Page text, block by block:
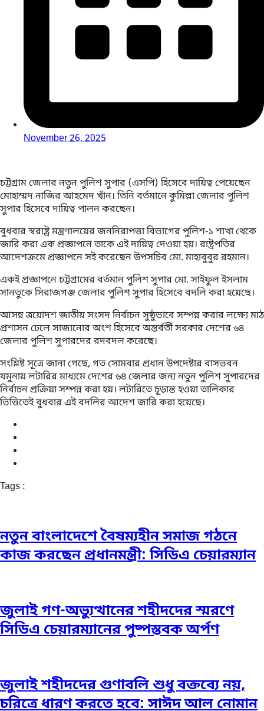
November 26, 2025
চট্টগ্রাম জেলার নতুন পুলিশ সুপার (এসপি) হিসেবে দায়িত্ব পেয়েছেন
মোহাম্মদ নাজির আহমেদ খাঁন। তিনি বর্তমানে কুমিল্লা জেলার পুলিশ
সুপার হিসেবে দায়িত্ব পালন করছেন।
বুধবার স্বরাষ্ট্র মন্ত্রণালয়ের জননিরাপত্তা বিভাগের পুলিশ-১ শাখা থেকে
জারি করা এক প্রজ্ঞাপনে তাকে এই দায়িত্ব দেওয়া হয়। রাষ্ট্রপতির
আদেশক্রমে প্রজ্ঞাপনে সই করেছেন উপসচিব মো. মাহাবুবুর রহমান।
একই প্রজ্ঞাপনে চট্টগ্রামের বর্তমান পুলিশ সুপার মো. সাইফুল ইসলাম
সানতুকে সিরাজগঞ্জ জেলার পুলিশ সুপার হিসেবে বদলি করা হয়েছে।
আসন্ন ত্রয়োদশ জাতীয় সংসদ নির্বাচন সুষ্ঠুভাবে সম্পন্ন করার লক্ষ্যে মাঠ
প্রশাসন ঢেলে সাজানোর অংশ হিসেবে অন্তর্বর্তী সরকার দেশের ৬৪
জেলার পুলিশ সুপারদের রদবদল করেছে।
সংশ্লিষ্ট সূত্রে জানা গেছে, গত সোমবার প্রধান উপদেষ্টার বাসভবন
যমুনায় লটারির মাধ্যমে দেশের ৬৪ জেলার জন্য নতুন পুলিশ সুপারদের
নির্বাচন প্রক্রিয়া সম্পন্ন করা হয়। লটারিতে চূড়ান্ত হওয়া তালিকার
ভিত্তিতেই বুধবার এই বদলির আদেশ জারি করা হয়েছে।
Tags :
নতুন বাংলাদেশে বৈষম্যহীন সমাজ গঠনে
কাজ করছেন প্রধানমন্ত্রী: সিডিএ চেয়ারম্যান
জুলাই গণ-অভ্যুত্থানের শহীদদের স্মরণে
সিডিএ চেয়ারম্যানের পুষ্পস্তবক অর্পণ
জুলাই শহীদদের গুণাবলি শুধু বক্তব্যে নয়,
চরিত্রে ধারণ করতে হবে: সাঈদ আল নোমান